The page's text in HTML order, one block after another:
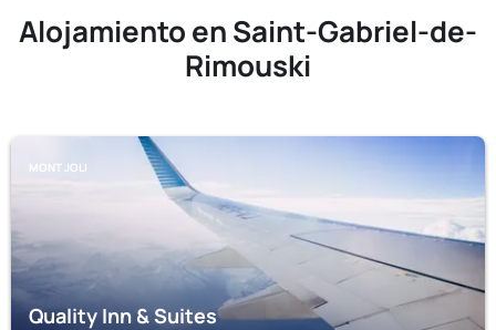
Alojamiento en Saint-Gabriel-de-
Rimouski
MONT JOLI
Quality Inn & Suites